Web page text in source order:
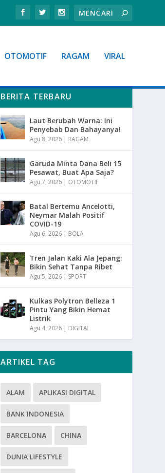
OTOMOTIF RAGAM VIRAL
BERITA TERBARU
Laut Berubah Warna: Ini
Penyebab Dan Bahayanya!
Agu 8, 2026 | RAGAM
Garuda Minta Dana Beli 15
Pesawat, Buat Apa Saja?
Agu 7, 2026 | OTOMOTIF
Batal Bertemu Ancelotti,
Neymar Malah Positif
COVID-19
Agu 6, 2026 | BOLA
Tren Jalan Kaki Ala Jepang:
Bikin Sehat Tanpa Ribet
Agu 5, 2026 | SPORT
Kulkas Polytron Belleza 1
Pintu Yang Bikin Hemat
Listrik
Agu 4, 2026 | DIGITAL
ARTIKEL TAG
ALAM APLIKASI DIGITAL
BANK INDONESIA
BARCELONA CHINA
DUNIA LIFESTYLE